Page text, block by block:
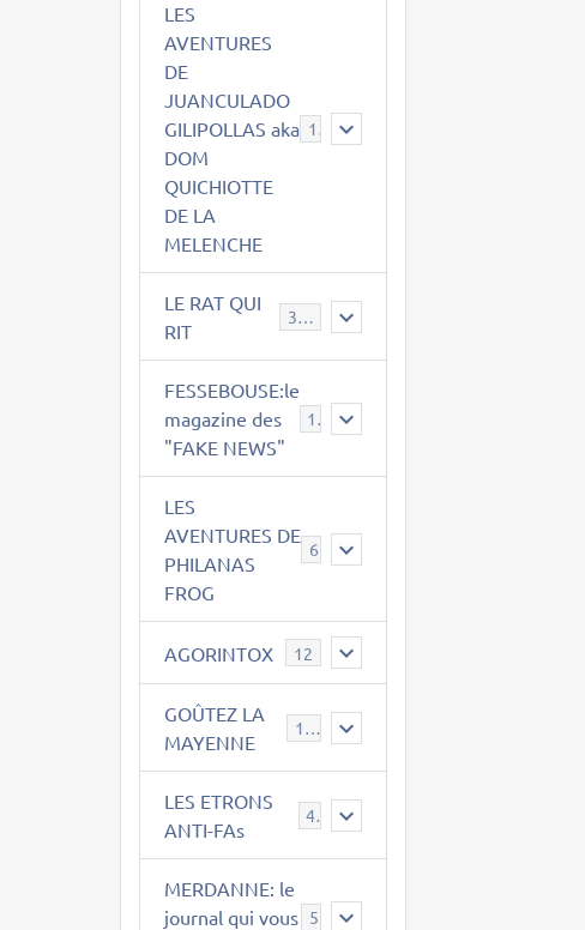
LES
AVENTURES
DE
JUANCULADO
GILIPOLLAS aka
DOM
QUICHIOTTE
DE LA
MELENCHE
119
LE RAT QUI
RIT
395
FESSEBOUSE:le
magazine des
"FAKE NEWS"
19
LES
AVENTURES DE
PHILANAS
FROG
AGORINTOX 12
GOÛTEZ LA
MAYENNE
189
LES ETRONS
ANTI-FAs
4
MERDANNE: le
journal qui vous